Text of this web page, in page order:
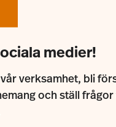
medier!
verksamhet, bli
och ställ frågor